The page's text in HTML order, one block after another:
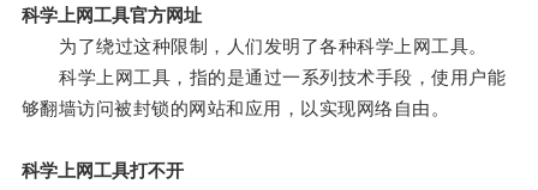
科学上网工具官方网址
为了绕过这种限制，人们发明了各种科学上网工具。
科学上网工具，指的是通过一系列技术手段，使用户能
够翻墙访问被封锁的网站和应用，以实现网络自由。
科学上网工具打不开